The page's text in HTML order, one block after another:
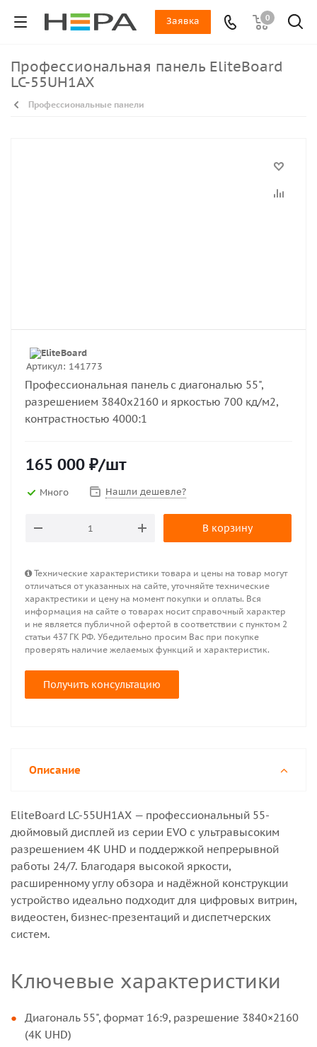
0
Заявка
Профессиональная панель EliteBoard
LC-55UH1AX
Профессиональные панели
Артикул: 141773
Профессиональная панель с диагональю 55",
разрешением 3840x2160 и яркостью 700 кд/м2,
контрастностью 4000:1
165 000 ₽/шт
Много Нашли дешевле?
В корзину
Технические характеристики товара и цены на товар могут
отличаться от указанных на сайте, уточняйте технические
характрестики и цену на момент покупки и оплаты. Вся
информация на сайте о товарах носит справочный характер
и не является публичной офертой в соответствии с пунктом 2
статьи 437 ГК РФ. Убедительно просим Вас при покупке
проверять наличие желаемых функций и характеристик.
Получить консультацию
Описание
EliteBoard LC-55UH1AX — профессиональный 55-
дюймовый дисплей из серии EVO с ультравысоким
разрешением 4K UHD и поддержкой непрерывной
работы 24/7. Благодаря высокой яркости,
расширенному углу обзора и надёжной конструкции
устройство идеально подходит для цифровых витрин,
видеостен, бизнес-презентаций и диспетчерских
систем.
Ключевые характеристики
Диагональ 55", формат 16:9, разрешение 3840×2160
(4K UHD)